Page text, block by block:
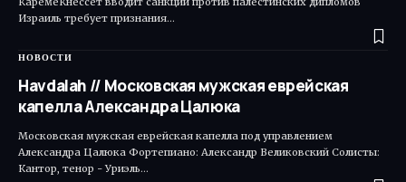
Израиль требует признания…
НОВОСТИ
Havdalah // Московская мужская еврейская
капелла Александра Цалюка
Московская мужская еврейская капелла под управлением
Александра Цалюка Фортепиано: Александр Великовский Солисты:
Кантор, тенор - Уриэль…